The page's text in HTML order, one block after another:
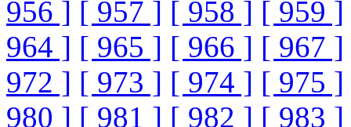
956 ] [ 957 ] [ 958 ] [ 959 ]
964 ] [ 965 ] [ 966 ] [ 967 ]
972 ] [ 973 ] [ 974 ] [ 975 ]
980 ] [ 981 ] [ 982 ] [ 983 ]